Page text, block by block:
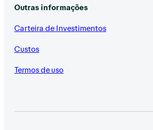
Outras informações
Carteira de Investimentos
Custos
Termos de uso